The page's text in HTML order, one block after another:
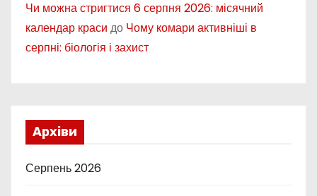
Чи можна стригтися 6 серпня 2026: місячний
календар краси до Чому комари активніші в
серпні: біологія і захист
Архіви
Серпень 2026